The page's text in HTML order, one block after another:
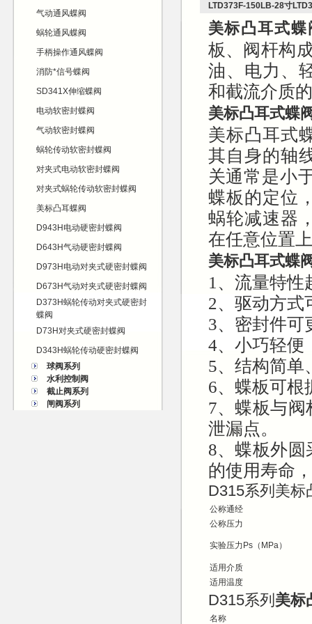
气动通风蝶阀
蜗轮通风蝶阀
手柄操作通风蝶阀
消防*信号蝶阀
SD341X伸缩蝶阀
电动软密封蝶阀
气动软密封蝶阀
蜗轮传动软密封蝶阀
对夹式电动软密封蝶阀
对夹式蜗轮传动软密封蝶阀
美标凸耳蝶阀
D943H电动硬密封蝶阀
D643H气动硬密封蝶阀
D973H电动对夹式硬密封蝶阀
D673H气动对夹式硬密封蝶阀
D373H蜗轮传动对夹式硬密封
蝶阀
D73H对夹式硬密封蝶阀
D343H蜗轮传动硬密封蝶阀
球阀系列
水利控制阀
截止阀系列
闸阀系列
LTD373F-150LB-28寸
美标凸耳式蝶
板、阀杆构
油、电力、
和截流介质
美标凸耳式蝶
美标凸耳式
其自身的轴
关通常是小
蝶板的定位
蜗轮减速器
在任意位置
美标凸耳式蝶
1、流量特性
2、驱动方式
3、密封件可
4、小巧轻便
5、结构简单
6、蝶板可根
7、蝶板与
泄漏点。
8、蝶板外
的使用寿命
D315系列美标
公称通经
公称压力
实验压力Ps（MPa）
适用介质
适用温度
D315系列 美标
名称